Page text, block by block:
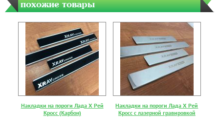
похожие товары
Накладки на пороги Лада Х Рей
Кросс (Карбон)
Накладки на пороги Лада Х Рей
Кросс с лазерной гравировкой